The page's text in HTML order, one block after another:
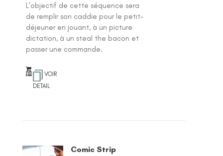
L'objectif de cette séquence sera
de remplir son caddie pour le petit-
déjeuner en jouant, à un picture
dictation, à un steal the bacon et
passer une commande.
VOIR
DETAIL
Comic Strip